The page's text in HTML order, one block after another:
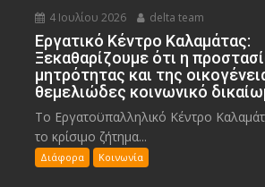
4 Ιουλίου 2026 delta team
Εργατικό Κέντρο Καλαμάτας:
Ξεκαθαρίζουμε ότι η
μητρότητας και της
θεμελιώδες κοινωνικό
Το Εργατοϋπαλληλικό Κέντρο
το κρίσιμο ζήτημα...
Διάφορα Κοινωνία